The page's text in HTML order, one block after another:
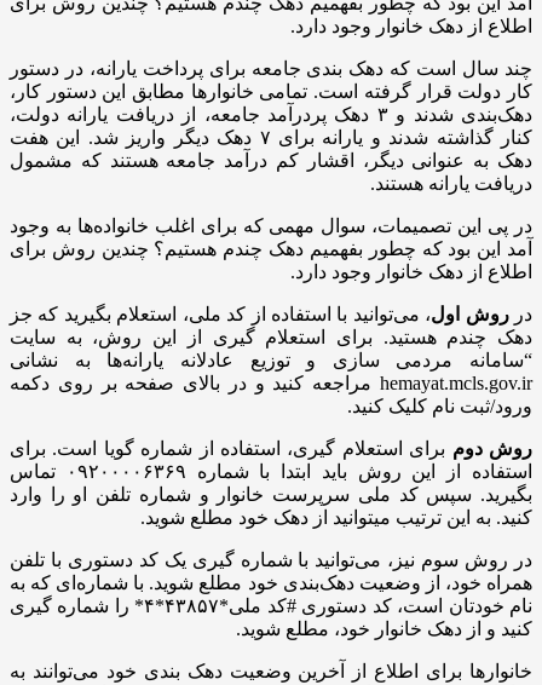
اطلاع از دهک خانوار وجود دارد.
چند سال است که دهک بندی جامعه برای پرداخت یارانه، در دستور
کار دولت قرار گرفته است. تمامی خانوار‌ها مطابق این دستور کار،
دهک‌بندی شدند و ۳ دهک پردرآمد جامعه، از دریافت یارانه دولت،
کنار گذاشته شدند و یارانه برای ۷ دهک دیگر واریز شد. این هفت
دهک به عنوانی دیگر، اقشار کم درآمد جامعه هستند که مشمول
دریافت یارانه هستند.
در پی این تصمیمات، سوال مهمی که برای اغلب خانواده‌ها به وجود
آمد این بود که چطور بفهمیم دهک چندم هستیم؟ چندین روش برای
اطلاع از دهک خانوار وجود دارد.
درروش اول، می‌توانید با استفاده از کد ملی، استعلام بگیرید که جز
دهک چندم هستید. برای استعلام گیری از این روش، به سایت
“سامانه مردمی سازی و توزیع عادلانه یارانه‌ها به نشانی
hemayat.mcls.gov.ir مراجعه کنید و در بالای صفحه بر روی دکمه
ورود/ثبت نام کلیک کنید.
روش دوم برای استعلام گیری، استفاده از شماره گویا است. برای
استفاده از این روش باید ابتدا با شماره ۰۹۲۰۰۰۰۶۳۶۹ تماس
بگیرید. سپس کد ملی سرپرست خانوار و شماره تلفن او را وارد
کنید. به این ترتیب میتوانید از دهک خود مطلع شوید.
در روش سوم نیز، می‌توانید با شماره گیری یک کد دستوری با تلفن
همراه خود، از وضعیت دهک‌بندی خود مطلع شوید. با شماره‌ای که به
نام خودتان است، کد دستوری #کد ملی*۴۳۸۵۷*۴* را شماره گیری
کنید و از دهک خانوار خود، مطلع شوید.
خانوار‌ها برای اطلاع از آخرین وضعیت دهک بندی خود می‌توانند به